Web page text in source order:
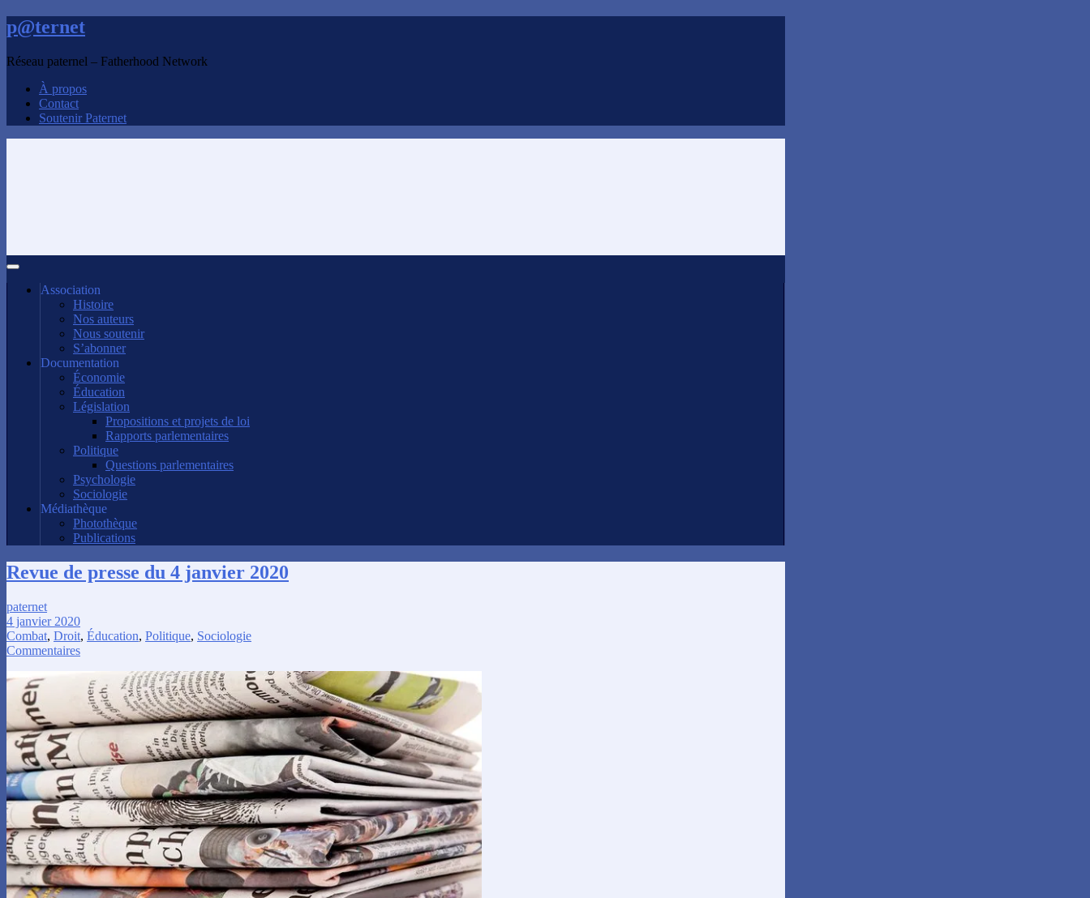
p@ternet
Réseau paternel – Fatherhood Network
À propos
Contact
Soutenir Paternet
Association
Histoire
Nos auteurs
Nous soutenir
S’abonner
Documentation
Économie
Éducation
Législation
Propositions et projets de loi
Rapports parlementaires
Politique
Questions parlementaires
Psychologie
Sociologie
Médiathèque
Photothèque
Publications
Revue de presse du 4 janvier 2020
paternet
4 janvier 2020
Combat, Droit, Éducation, Politique, Sociologie
Commentaires